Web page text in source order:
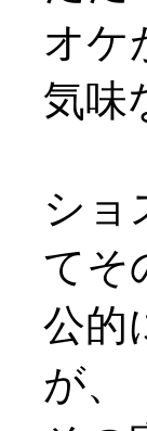
オケ
気味
ショ
てそ
公的
が、